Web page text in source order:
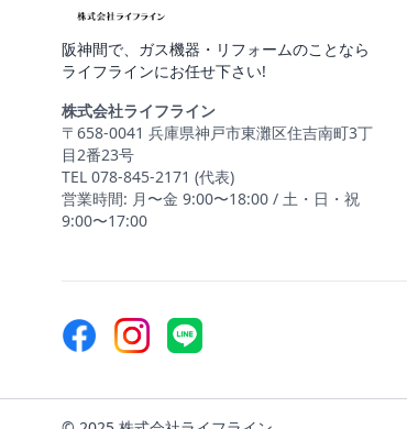
阪神間で、ガス機器・リフォームのことなら
ライフラインにお任せ下さい!
株式会社ライフライン
〒658-0041 兵庫県神戸市東灘区住吉南町3丁
目2番23号
TEL 078-845-2171 (代表)
営業時間: 月〜金 9:00〜18:00 / 土・日・祝
9:00〜17:00